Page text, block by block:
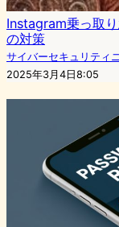
Instagram乗っ取
の対策
サイバーセキュリティ
2025年3月4日8:05